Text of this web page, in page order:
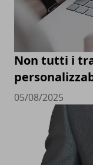
Non tutti i
05/08/2025